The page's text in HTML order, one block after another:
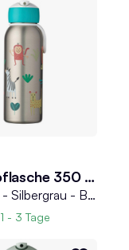
Thermoflasche 350 ml CAMPUS
H 20 cm - Silbergrau - Blau - Weiß - Edelstahl - Polypropylen - Silikon - 350 ml
1 - 3 Tage